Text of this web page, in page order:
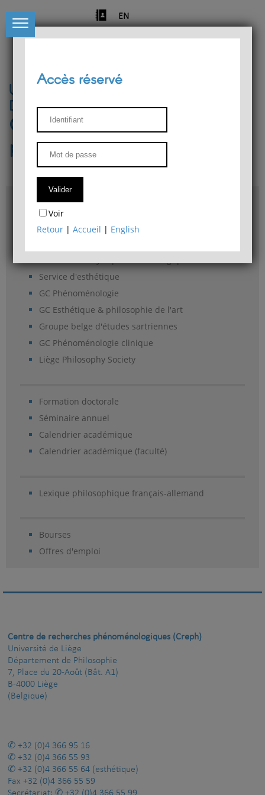
EN
Université de Liège
Département de philosophie
Centre de recherches
phénoménologiques
Accès & plans
Bibliothèque du Département de philosophie
Service d'esthétique
GC Phénoménologie
GC Esthétique & philosophie de l'art
Groupe belge d'études sartriennes
GC Phénoménologie clinique
Liège Philosophy Society
Formation doctorale
Séminaire annuel
Calendrier académique
Calendrier académique (faculté)
Lexique philosophique français-allemand
Bourses
Offres d'emploi
Accès réservé
Voir
Retour |Accueil | English
Centre de recherches phénoménologiques (Creph)
Université de Liège
Département de Philosophie
7, Place du 20-Août (Bât. A1)
B-4000 Liège
(Belgique)
+32 (0)4 366 95 16
+32 (0)4 366 55 93
+32 (0)4 366 55 64 (esthétique)
Fax +32 (0)4 366 55 59